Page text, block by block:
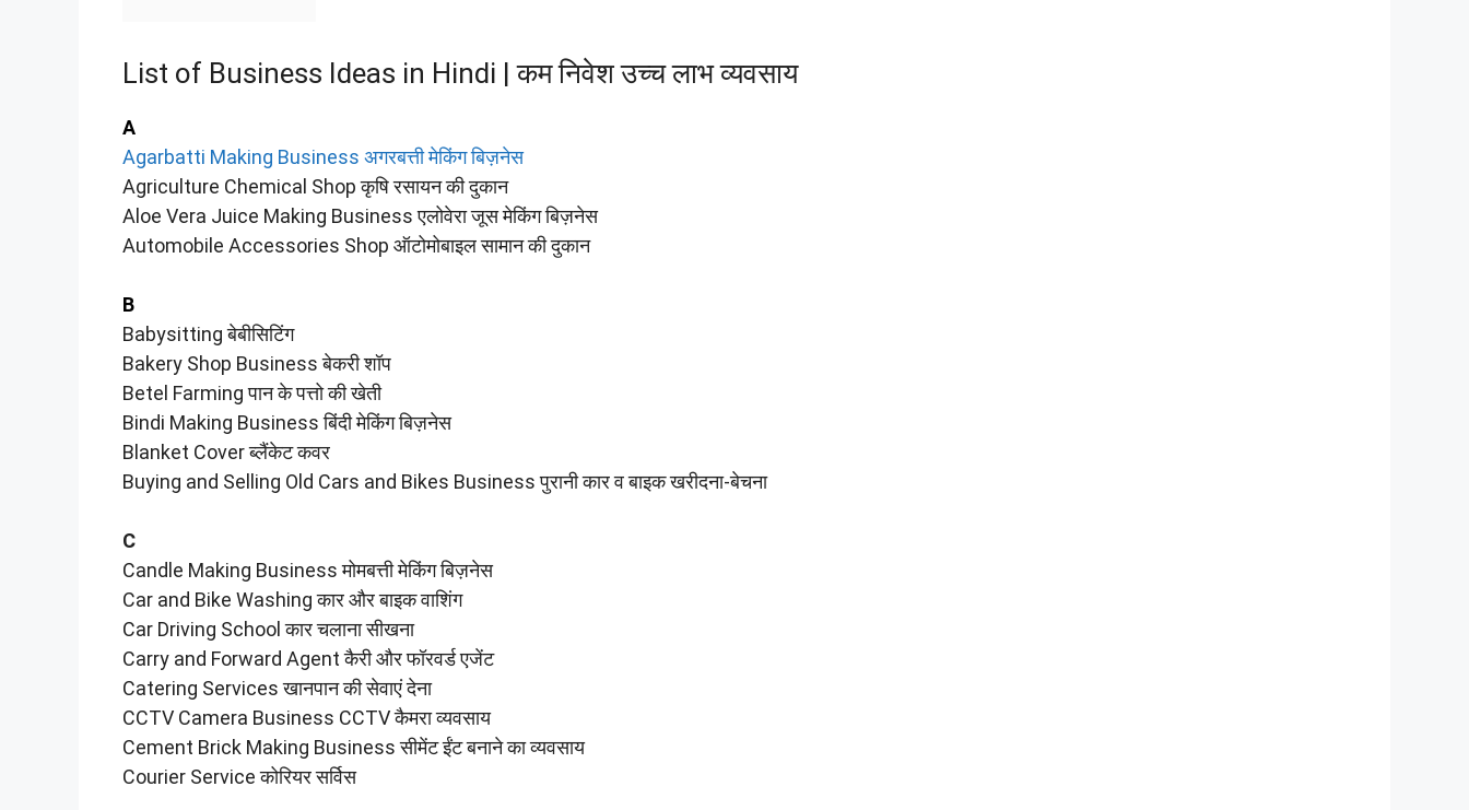
List of Business Ideas in Hindi | कम निवेश उच्च लाभ व्यवसाय
A
Agarbatti Making Business अगरबत्ती मेकिंग बिज़नेस
Agriculture Chemical Shop कृषि रसायन की दुकान
Aloe Vera Juice Making Business एलोवेरा जूस मेकिंग बिज़नेस
Automobile Accessories Shop ऑटोमोबाइल सामान की दुकान
B
Babysitting बेबीसिटिंग
Bakery Shop Business बेकरी शॉप
Betel Farming पान के पत्तो की खेती
Bindi Making Business बिंदी मेकिंग बिज़नेस
Blanket Cover ब्लैंकेट कवर
Buying and Selling Old Cars and Bikes Business पुरानी कार व बाइक खरीदना-बेचना
C
Candle Making Business मोमबत्ती मेकिंग बिज़नेस
Car and Bike Washing कार और बाइक वाशिंग
Car Driving School कार चलाना सीखना
Carry and Forward Agent कैरी और फॉरवर्ड एजेंट
Catering Services खानपान की सेवाएं देना
CCTV Camera Business CCTV कैमरा व्यवसाय
Cement Brick Making Business सीमेंट ईंट बनाने का व्यवसाय
Courier Service कोरियर सर्विस